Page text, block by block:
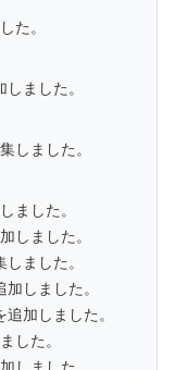
た。
ました。
しました。
ました。
しました。
ました。
しました。
加しました。
した。